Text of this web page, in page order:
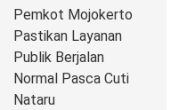
Pemkot Mojokerto
Pastikan Layanan
Publik Berjalan
Normal Pasca Cuti
Nataru